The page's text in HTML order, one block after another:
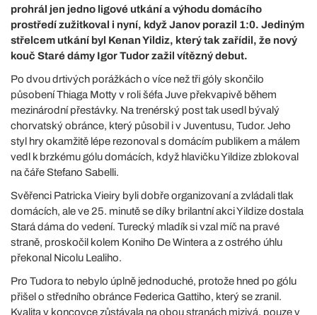
prohrál jen jedno ligové utkání a výhodu domácího
prostředí zužitkoval i nyní, když Janov porazil 1:0. Jediným
střelcem utkání byl Kenan Yildiz, který tak zařídil, že nový
kouč Staré dámy Igor Tudor zažil vítězný debut.
Po dvou drtivých porážkách o více než tři góly skončilo
působení Thiaga Motty v roli šéfa Juve překvapivě během
mezinárodní přestávky. Na trenérský post tak usedl bývalý
chorvatský obránce, který působil i v Juventusu, Tudor. Jeho
styl hry okamžitě lépe rezonoval s domácím publikem a málem
vedl k brzkému gólu domácích, když hlavičku Yildize zblokoval
na čáře Stefano Sabelli.
Svěřenci Patricka Vieiry byli dobře organizovaní a zvládali tlak
domácích, ale ve 25. minutě se díky brilantní akci Yildize dostala
Stará dáma do vedení. Turecký mladík si vzal míč na pravé
straně, proskočil kolem Koniho De Wintera a z ostrého úhlu
překonal Nicolu Lealiho.
Pro Tudora to nebylo úplně jednoduché, protože hned po gólu
přišel o středního obránce Federica Gattiho, který se zranil.
Kvalita v koncovce zůstávala na obou stranách mizivá, pouze v